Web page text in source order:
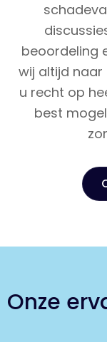
beoordeling
wij altijd
u recht op
best
Onze